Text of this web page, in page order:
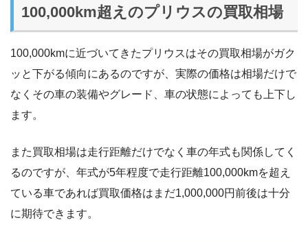
100,000km超えのプリウスの買取相場
100,000kmに近づいてきたプリウスはその買取相場がガク
ッと下がる傾向にあるのですが、実際の価格は相場だけで
なくその車の装備やグレード、車の状態によっても上下し
ます。
また買取相場は走行距離だけでなく車の年式も関係してく
るのですが、年式が5年程度で走行距離100,000kmを超え
ている車であれば買取価格はまだ1,000,000円前後は十分
に期待できます。